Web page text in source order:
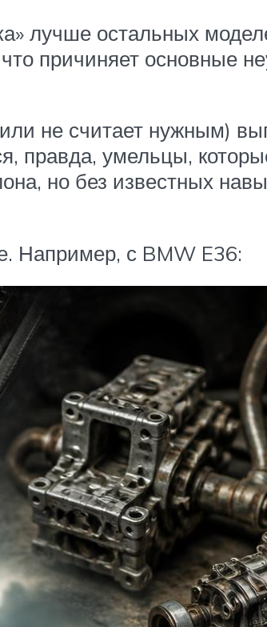
лучше остальных
причиняет основные
не считает нужным)
правда, умельцы,
но без известных
Например, с BMW E36: